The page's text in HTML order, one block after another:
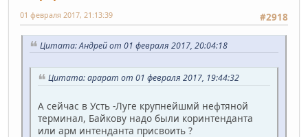
#2918
01 февраля 2017, 21:13:39
Цитата: Андрей от 01 февраля 2017, 20:04:18
Цитата: арарат от 01 февраля 2017, 19:44:32
А сейчас в Усть -Луге крупнейшмй нефтяной
терминал, Байкову надо были коринтенданта
или арм интенданта присвоить ?